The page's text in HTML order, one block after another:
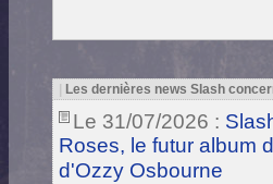
Les dernières news Slash
Le 31/07/2026 :
Roses, le futur album
d'Ozzy Osbourne